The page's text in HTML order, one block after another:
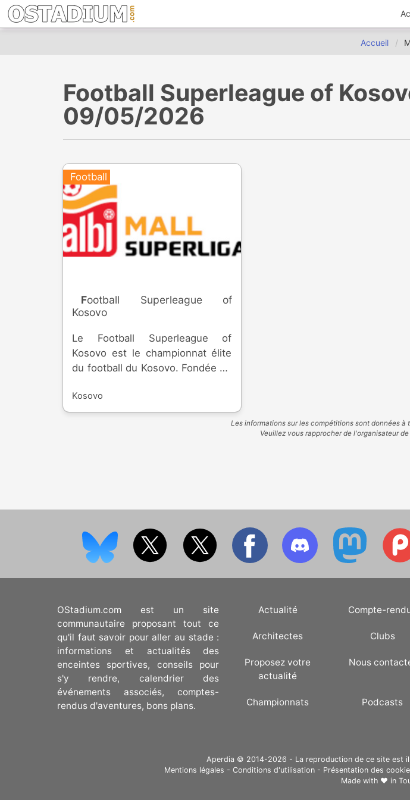
Accueil
Football Superleague of
09/05/2026
Football
Football Superleague of
Kosovo
Le Football Superleague of
Kosovo est le championnat élite
du football du Kosovo. Fondée en
du pays et rejoint la FIFA et
l'UEFA en 2016.
Kosovo
Les informations sur les compétitions sont données
Veuillez vous rapprocher de l'organisateur
OStadium.com est un site
communautaire proposant tout ce
qu'il faut savoir pour aller au stade :
informations et actualités des
enceintes sportives, conseils pour
s'y rendre, calendrier des
événements associés, comptes-
rendus d'aventures, bons plans.
Actualité Compte-
Architectes Clubs
Proposez votre
actualité
Nous
Championnats Podcasts
Aperdia © 2014-2026 - La reproduction de ce site est
Mentions légales - Conditions d'utilisation - Présentation des
Made with ❤ in